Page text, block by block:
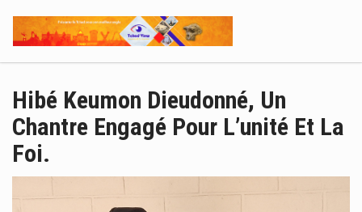
Hibé Keumon Dieudonné, Un
Chantre Engagé Pour L’unité Et La
Foi.